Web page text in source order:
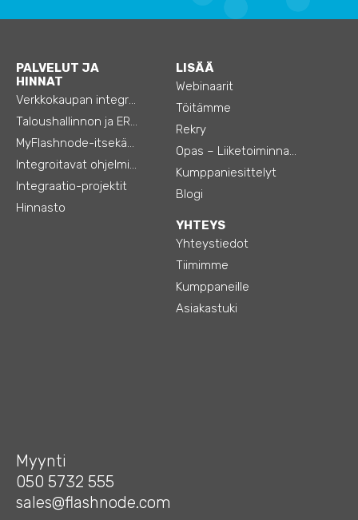
PALVELUT JA
HINNAT
Verkkokaupan integraatiot
Taloushallinnon ja ERP:n integraatiot
MyFlashnode-itsekäyttö-automaatio
Integroitavat ohjelmistot
Integraatio-projektit
Hinnasto
LISÄÄ
Webinaarit
Töitämme
Rekry
Opas – Liiketoiminnan tehostamiseen
Kumppaniesittelyt
Blogi
YHTEYS
Yhteystiedot
Tiimimme
Kumppaneille
Asiakastuki
Myynti
050 5732 555
sales@flashnode.com